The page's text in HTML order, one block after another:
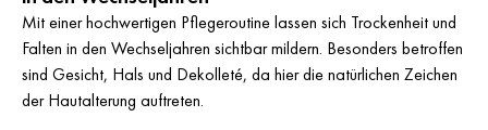
Mit einer hochwertigen Pflegeroutine lassen sich Trockenheit und
Falten in den Wechseljahren sichtbar mildern. Besonders betroffen
sind Gesicht, Hals und Dekolleté, da hier die natürlichen Zeichen
der Hautalterung auftreten.